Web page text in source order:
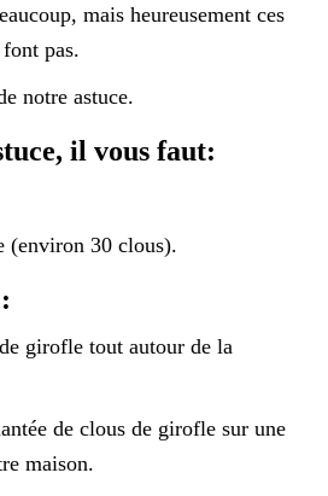
mais heureusement ces
pas.
notre astuce.
il vous faut:
(environ 30 clous).
girofle tout autour de la
de clous de girofle sur une
maison.